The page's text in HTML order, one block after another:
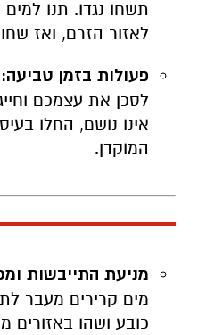
תשחו נגדו. תנו
לאזור הזרם, ואז
פעולות בזמן טביעה:
אינו נושם, החלו
המוקדן.
מניעת התייבשות
מים קרירים מעבר
כובע ושהו באזורים